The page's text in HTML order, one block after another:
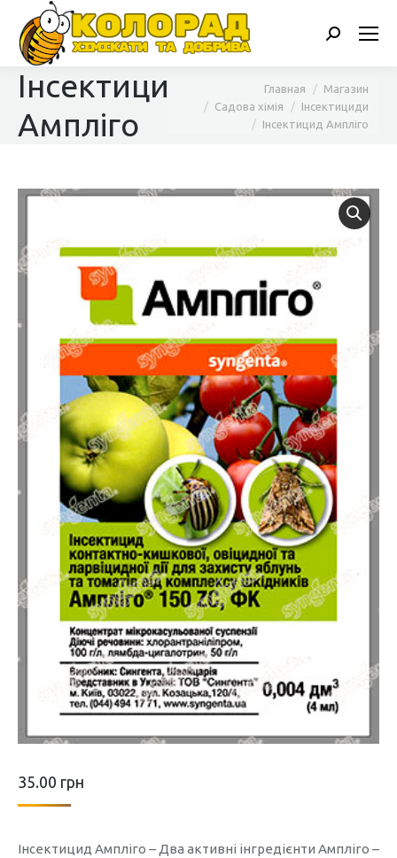
Поиск:
Інсектицид
Ампліго
Главная
Магазин
Садова хімія
Інсектициди
Інсектицид Ампліго
35.00 грн
Інсектицид Ампліго – Два активні інгредієнти Ампліго –